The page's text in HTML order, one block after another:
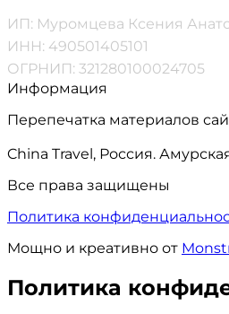
ИП: Муромцева Ксения
ИНН: 490501405101
ОГРНИП: 321280100024705
Информация
Перепечатка материалов
China Travel, Россия.
Все права защищены
Политика
Мощно и креативно от
Политика